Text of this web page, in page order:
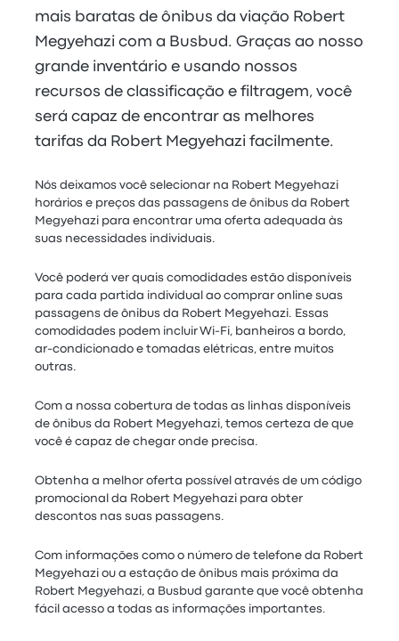
mais baratas de ônibus da viação Robert
Megyehazi com a Busbud. Graças ao nosso
grande inventário e usando nossos
recursos de classificação e filtragem, você
será capaz de encontrar as melhores
tarifas da Robert Megyehazi facilmente.
Nós deixamos você selecionar na Robert Megyehazi
horários e preços das passagens de ônibus da Robert
Megyehazi para encontrar uma oferta adequada às
suas necessidades individuais.
Você poderá ver quais comodidades estão disponíveis
para cada partida individual ao comprar online suas
passagens de ônibus da Robert Megyehazi. Essas
comodidades podem incluir Wi-Fi, banheiros a bordo,
ar-condicionado e tomadas elétricas, entre muitos
outras.
Com a nossa cobertura de todas as linhas disponíveis
de ônibus da Robert Megyehazi, temos certeza de que
você é capaz de chegar onde precisa.
Obtenha a melhor oferta possível através de um código
promocional da Robert Megyehazi para obter
descontos nas suas passagens.
Com informações como o número de telefone da Robert
Megyehazi ou a estação de ônibus mais próxima da
Robert Megyehazi, a Busbud garante que você obtenha
fácil acesso a todas as informações importantes.